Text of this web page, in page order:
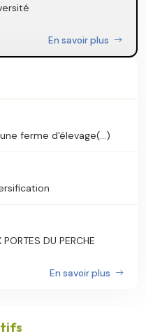
En savoir plus
ferme d'élevage(...)
DU PERCHE
En savoir plus